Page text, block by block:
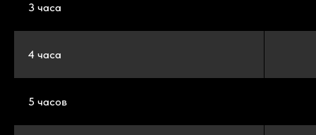
3 часа
4 часа
5 часов